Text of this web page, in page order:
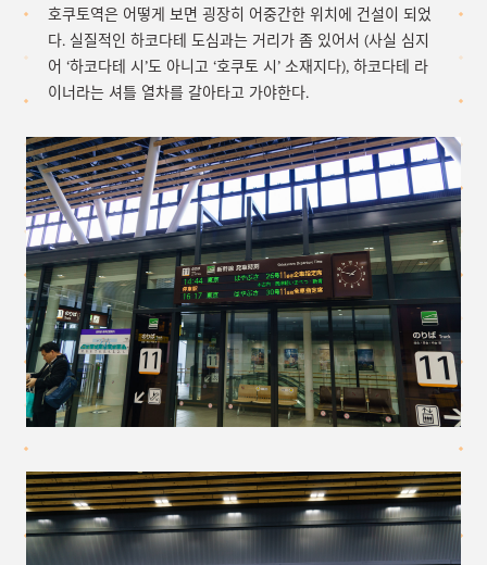
호쿠토역은 어떻게 보면 굉장히 어중간한 위치에 건설이 되었
다. 실질적인 하코다테 도심과는 거리가 좀 있어서 (사실 심지
어 ‘하코다테 시’도 아니고 ‘호쿠토 시’ 소재지다), 하코다테 라
이너라는 셔틀 열차를 갈아타고 가야한다.